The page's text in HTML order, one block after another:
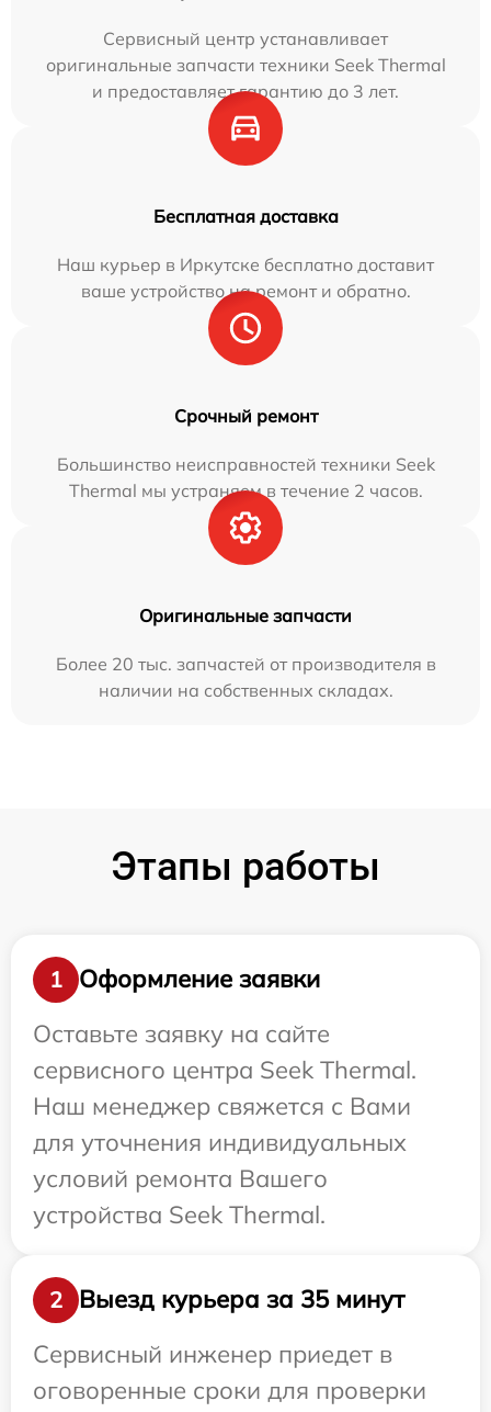
Сервисный центр устанавливает
оригинальные запчасти техники Seek Thermal
и предоставляет гарантию до 3 лет.
Бесплатная доставка
Наш курьер в Иркутске бесплатно доставит
ваше устройство на ремонт и обратно.
Срочный ремонт
Большинство неисправностей техники Seek
Thermal мы устраняем в течение 2 часов.
Оригинальные запчасти
Более 20 тыс. запчастей от производителя в
наличии на собственных складах.
Этапы работы
1
Оформление заявки
Оставьте заявку на сайте
сервисного центра Seek Thermal.
Наш менеджер свяжется с Вами
для уточнения индивидуальных
условий ремонта Вашего
устройства Seek Thermal.
2
Выезд курьера за 35 минут
Сервисный инженер приедет в
оговоренные сроки для проверки